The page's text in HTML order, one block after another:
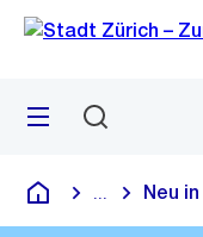
Navigation
Sprunglink
Menü
Deutsch
Blende alle
Neu